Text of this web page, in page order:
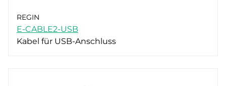
REGIN
E-CABLE2-USB
Kabel für USB-Anschluss